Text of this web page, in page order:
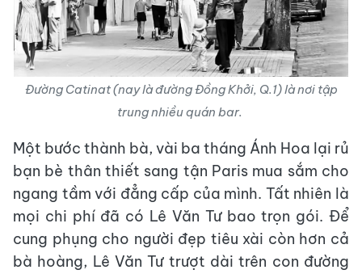
Đường Catinat (nay là đường Đồng Khởi, Q.1) là nơi tập
trung nhiều quán bar.
Một bước thành bà, vài ba tháng Ánh Hoa lại rủ
bạn bè thân thiết sang tận Paris mua sắm cho
ngang tầm với đẳng cấp của mình. Tất nhiên là
mọi chi phí đã có Lê Văn Tư bao trọn gói. Để
cung phụng cho người đẹp tiêu xài còn hơn cả
bà hoàng, Lê Văn Tư trượt dài trên con đường